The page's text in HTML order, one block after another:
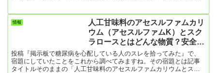
ると、ヨーグルトは値段が安くてボリュームがあります。その点、
庶民にはありがたい健康食品で、それがまた糖尿病に効果的と言う
のですから、良いことばっかり。でもねえ、一つ難点があります。
情報
人工甘味料のアセスルファムカリ
ウム（アセスルファムK）とスク
ラロースとはどんな物質？安全な
の?
投稿『掲示板で糖尿病を心配している人のスレを拾ってみた』で、
宿題にしていたことをこれから調べてみますね。その宿題とは記事
タイトルそのままの「人工甘味料のアセスルファムカリウムとスク